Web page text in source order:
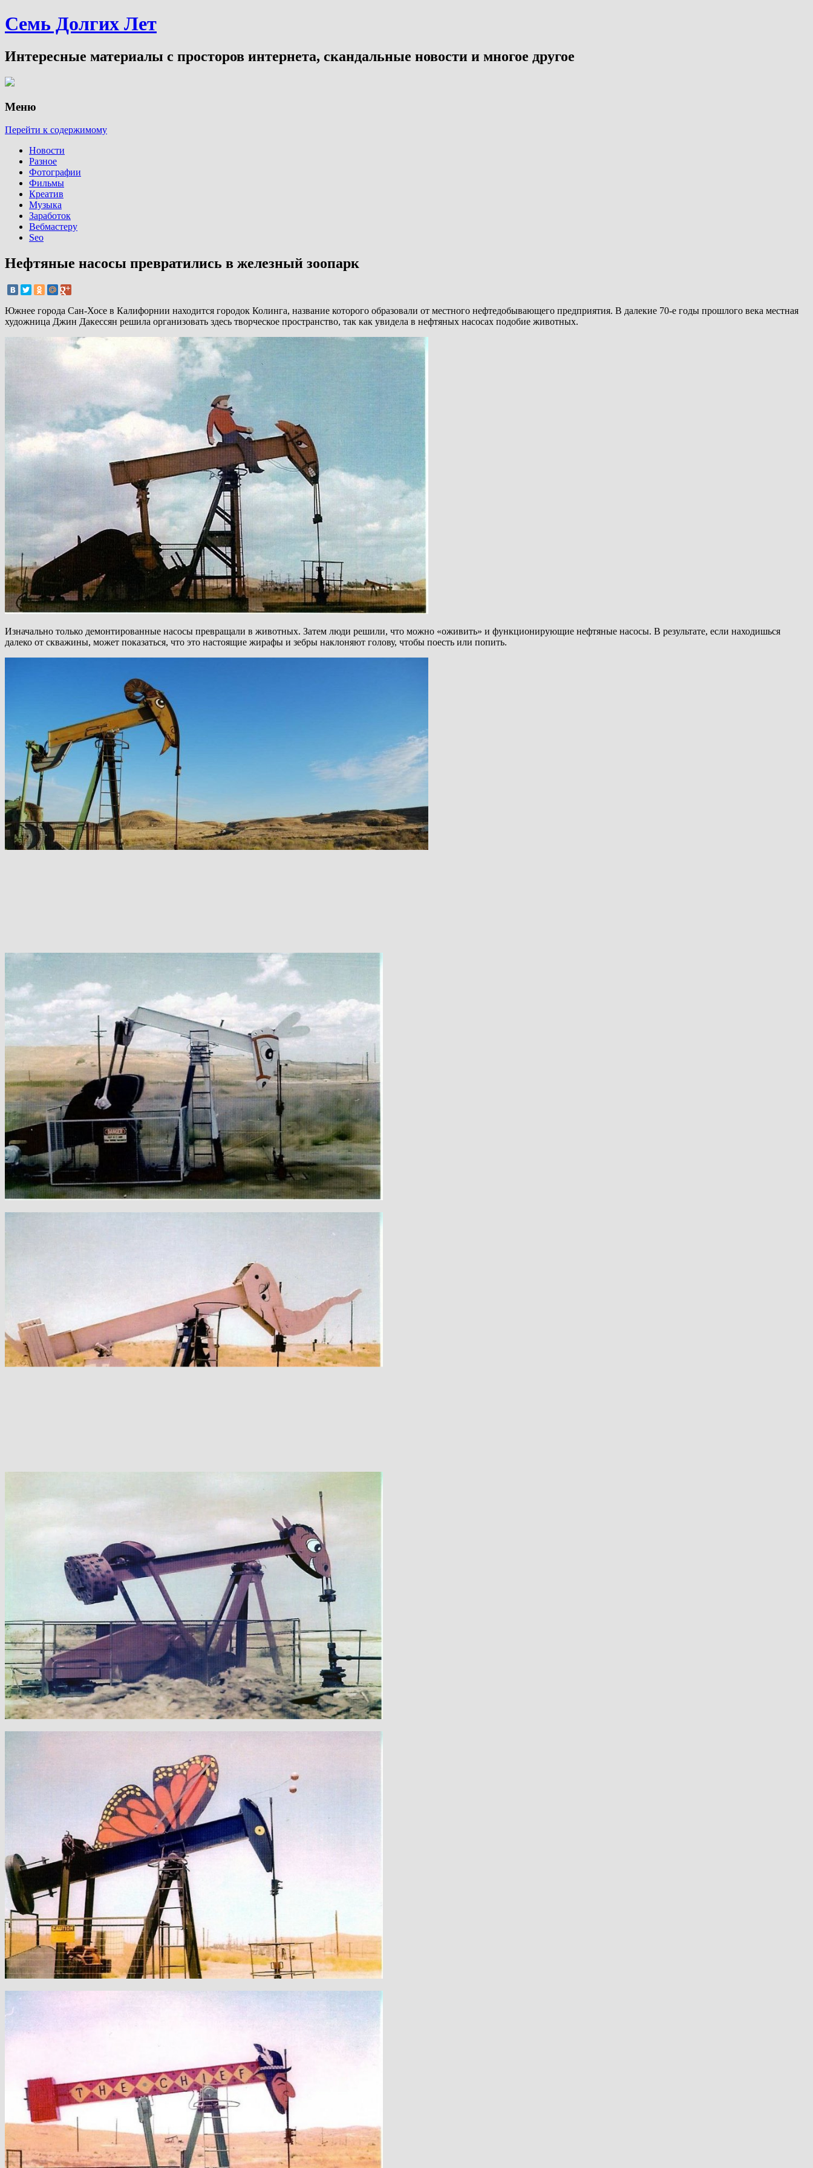
Семь Долгих Лет
Интересные материалы с просторов интернета, скандальные новости и многое другое
Меню
Перейти к содержимому
Новости
Разное
Фотографии
Фильмы
Креатив
Музыка
Заработок
Вебмастеру
Seo
Нефтяные насосы превратились в железный зоопарк
Южнее города Сан-Хосе в Калифорнии находится городок Колинга, название которого образовали от местного нефтедобывающего предприятия. В далекие 70-е годы прошлого века местная
художница Джин Дакессян решила организовать здесь творческое пространство, так как увидела в нефтяных насосах подобие животных.
Изначально только демонтированные насосы превращали в животных. Затем люди решили, что можно «оживить» и функционирующие нефтяные насосы. В результате, если находишься
далеко от скважины, может показаться, что это настоящие жирафы и зебры наклоняют голову, чтобы поесть или попить.